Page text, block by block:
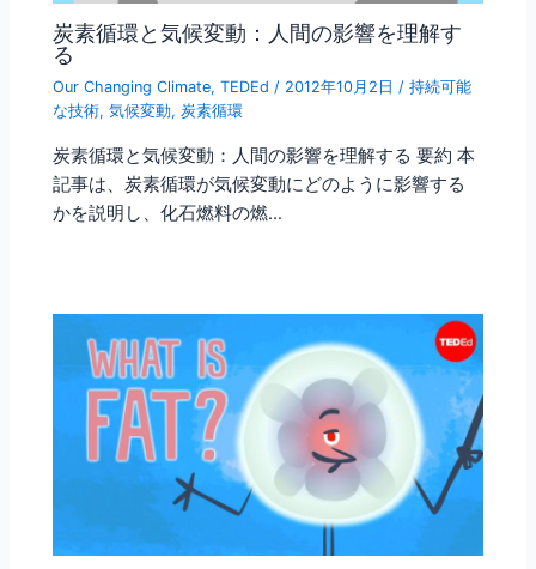
炭素循環と気候変動：人間の影響を理解す
る
Our Changing Climate,TEDEd / 2012年10月2日 /持続可能
な技術,気候変動, 炭素循環
炭素循環と気候変動：人間の影響を理解する 要約 本
記事は、炭素循環が気候変動にどのように影響する
かを説明し、化石燃料の燃…